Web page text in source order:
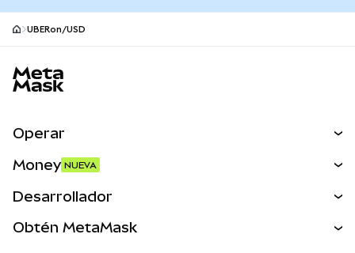
UBERon/USD
Operar
Activos del mundo real
Money NUEVA
Desarrollador
Obtén MetaMask